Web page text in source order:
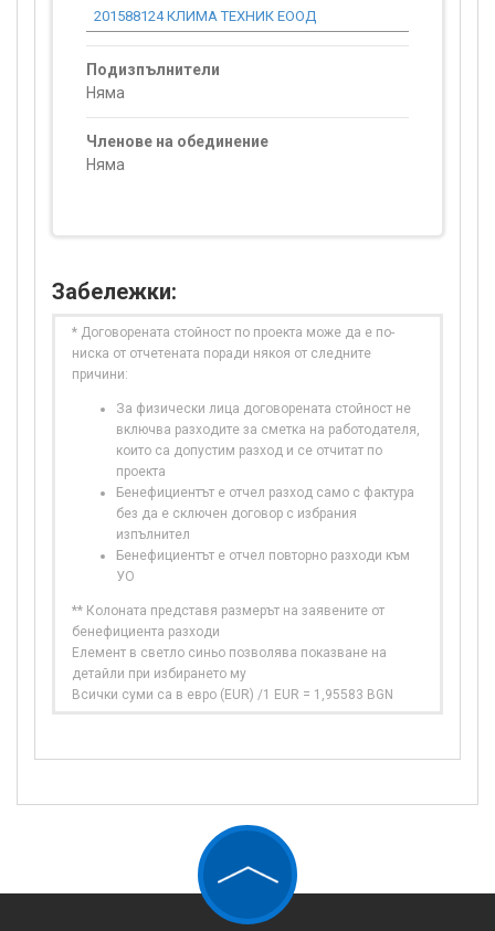
201588124 КЛИМА ТЕХНИК ЕООД
Подизпълнители
Няма
Членове на обединение
Няма
Забележки:
* Договорената стойност по проекта може да е по-
ниска от отчетената поради някоя от следните
причини:
За физически лица договорената стойност не
включва разходите за сметка на работодателя,
които са допустим разход и се отчитат по
проекта
Бенефициентът е отчел разход само с фактура
без да е сключен договор с избрания
изпълнител
Бенефициентът е отчел повторно разходи към
УО
** Колоната представя размерът на заявените от
бенефициента разходи
Елемент в светло синьо позволява показване на
детайли при избирането му
Всички суми са в евро (EUR) /1 EUR = 1,95583 BGN